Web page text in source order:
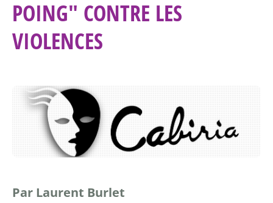
POING" CONTRE LES
VIOLENCES
Par Laurent Burlet